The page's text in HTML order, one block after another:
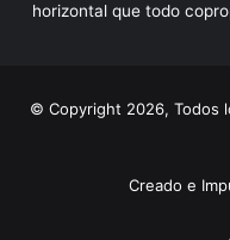
horizontal que todo
© Copyright 2026, Todos
Creado e